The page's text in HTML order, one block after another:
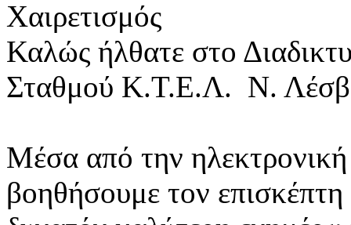
Χαιρετισμός
Καλώς ήλθατε στο
Σταθμού Κ.Τ.Ε.Λ. Ν.
Μέσα από την ηλεκτρονική
βοηθήσουμε τον